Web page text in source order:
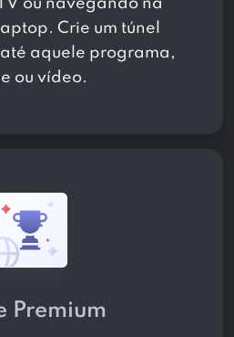
ou navegando na
Crie um túnel
aquele programa,
ou vídeo.
Premium